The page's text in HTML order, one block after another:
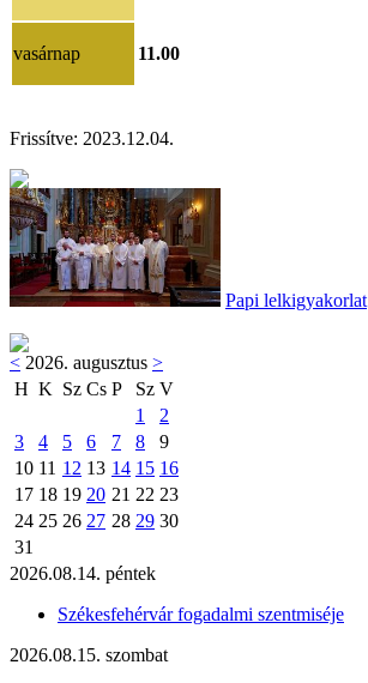
vasárnap 11.00
Frissítve: 2023.12.04.
Papi lelkigyakorlat
< 2026. augusztus >
H K Sz Cs P Sz V
1
2
3
4 5 6 7 8
9
10 11 12 13 14 15 16
17 18 19 20 21 22 23
24 25 26 27 28 29 30
31
2026.08.14. péntek
Székesfehérvár fogadalmi szentmiséje
2026.08.15. szombat